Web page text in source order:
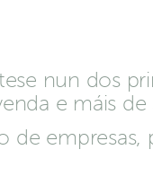
nun dos
e máis